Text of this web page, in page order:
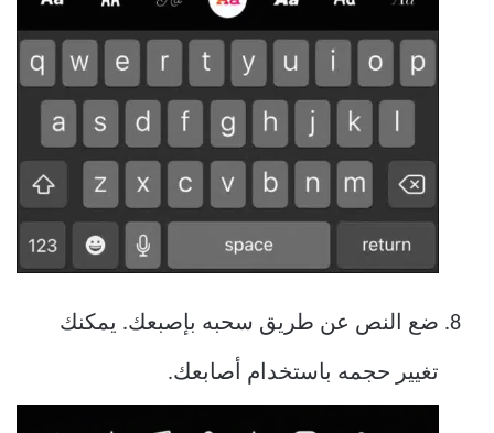
ضع النص عن طريق سحبه بإصبعك. يمكنك
تغيير حجمه باستخدام أصابعك.